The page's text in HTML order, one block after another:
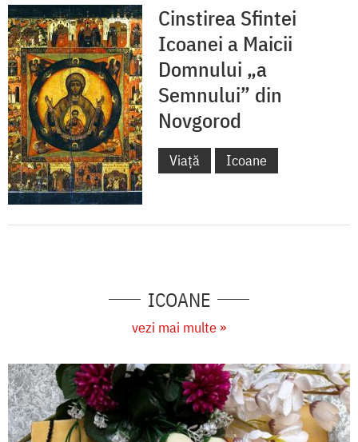
Cinstirea Sfintei
Icoanei a Maicii
Domnului „a
Semnului” din
Novgorod
Viață Icoane
ICOANE
vezi mai multe »